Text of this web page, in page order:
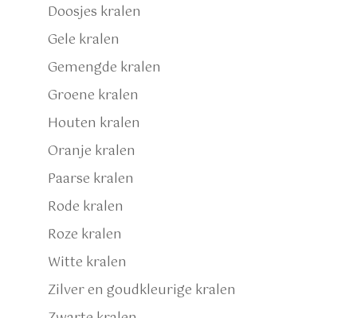
Doosjes kralen
Gele kralen
Gemengde kralen
Groene kralen
Houten kralen
Oranje kralen
Paarse kralen
Rode kralen
Roze kralen
Witte kralen
Zilver en goudkleurige kralen